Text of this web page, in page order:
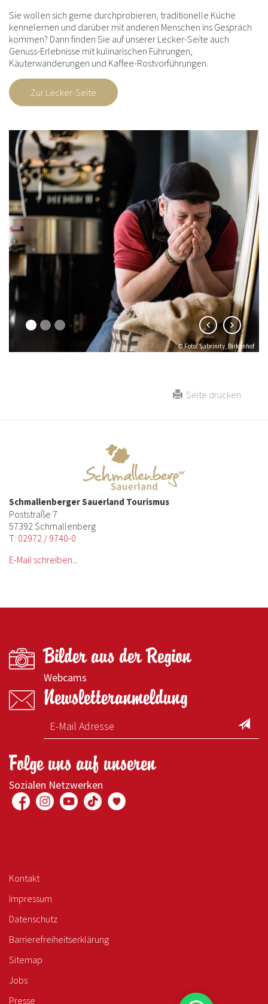
Sie wollen sich gerne durchprobieren, traditionelle Küche
kennelernen und darüber mit anderen Menschen ins Gespräch
kommen? Dann finden Sie auf unserer Lecker-Seite auch
Genuss-Erlebnisse mit kulinarischen Führungen,
Käuterwanderungen und Kaffee-Rostvorführungen.
Zur Lecker-Seite
© Sabrinity
Seite drucken
Schmallenberger Sauerland Tourismus
Poststraße 7
57392 Schmallenberg
T: 02972 / 9740-0
E-Mail schreiben...
Bilder aus der Region
Webcams
Newsletteranmeldung
Folge uns auf unseren
Sozialen Netzwerken
Kontakt
Impressum
Datenschutz
Barrierefreiheitserklärung
Sitemap
Jobs
Presse